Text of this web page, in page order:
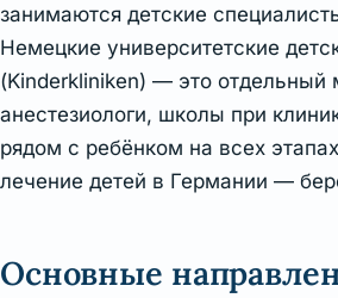
занимаются детские
Немецкие университетские
(Kinderkliniken) — это отдельный
анестезиологи, школы при
рядом с ребёнком на всех
лечение детей в Германии —
Основные